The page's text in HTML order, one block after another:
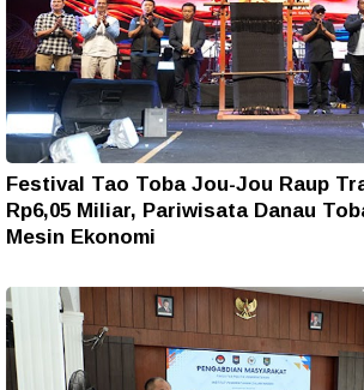
Festival Tao Toba Jou-Jou Raup
Rp6,05 Miliar, Pariwisata Danau
Mesin Ekonomi